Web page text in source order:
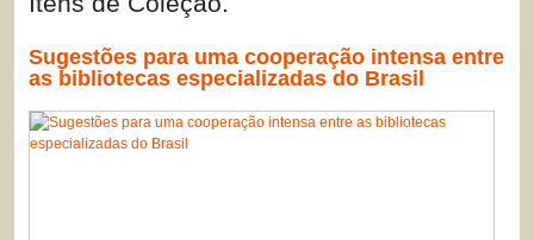
Sugestões para uma cooperação intensa entre
as bibliotecas especializadas do Brasil